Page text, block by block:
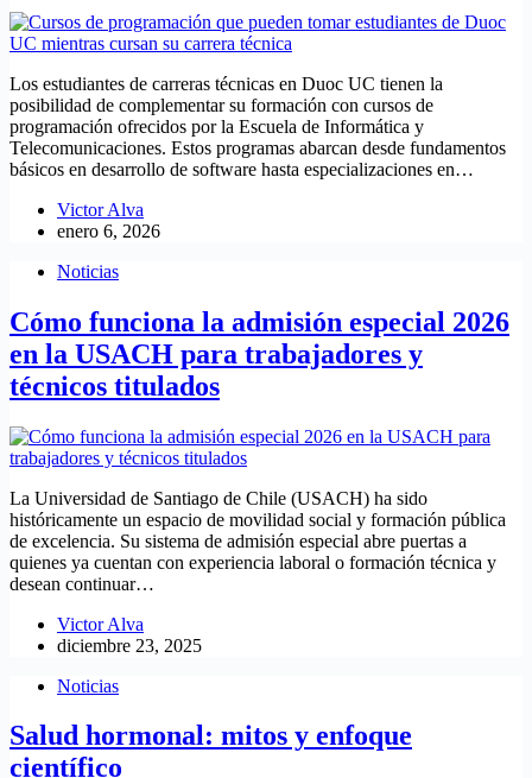
Los estudiantes de carreras técnicas en Duoc UC tienen la
posibilidad de complementar su formación con cursos de
programación ofrecidos por la Escuela de Informática y
Telecomunicaciones. Estos programas abarcan desde fundamentos
básicos en desarrollo de software hasta especializaciones en…
Victor Alva
enero 6, 2026
Noticias
Cómo funciona la admisión especial 2026
en la USACH para trabajadores y
técnicos titulados
La Universidad de Santiago de Chile (USACH) ha sido
históricamente un espacio de movilidad social y formación pública
de excelencia. Su sistema de admisión especial abre puertas a
quienes ya cuentan con experiencia laboral o formación técnica y
desean continuar…
Victor Alva
diciembre 23, 2025
Noticias
Salud hormonal: mitos y enfoque
científico